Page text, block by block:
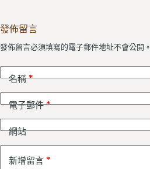
發佈留言
發佈留言必須填寫的電子郵件地址不會公開。
名稱*
電子郵件*
網站
新增留言 *